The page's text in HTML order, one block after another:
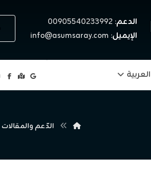
الدعم: ٠٠٩٠٥٥٤٠٢٣٣٩٩٢
الإيميل: info@asumsaray.com
العربية
الدّعم والمقالات